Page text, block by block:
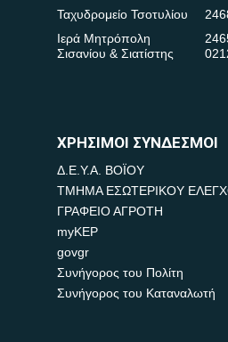
Ταχυδρομείο Τσοτυλίου
Ιερά Μητρόπολη
Σισανίου & Σιατίστης
ΧΡΗΣΙΜΟΙ ΣΥΝΔΕΣΜΟΙ
Δ.Ε.Υ.Α. ΒΟΪΟΥ
ΤΜΗΜΑ ΕΣΩΤΕΡΙΚΟΥ
ΓΡΑΦΕΙΟ ΑΓΡΟΤΗ
myKEP
govgr
Συνήγορος του Πολίτη
Συνήγορος του Καταναλωτή